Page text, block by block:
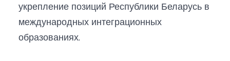
укрепление позиций Республики Беларусь в
международных интеграционных
образованиях.